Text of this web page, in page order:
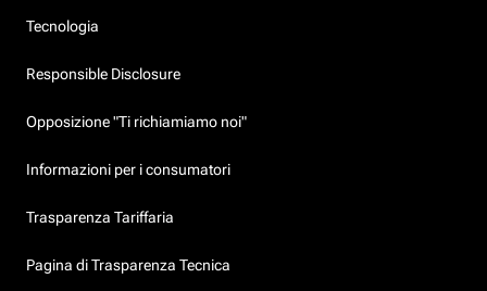
Tecnologia
Responsible Disclosure
Opposizione "Ti richiamiamo noi"
Informazioni per i consumatori
Trasparenza Tariffaria
Pagina di Trasparenza Tecnica